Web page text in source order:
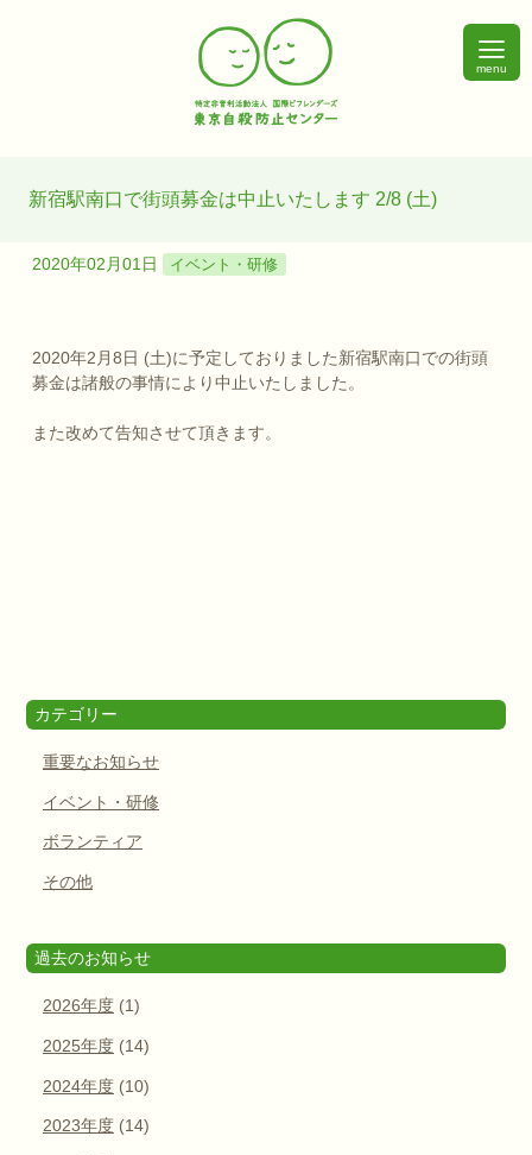
menu
新宿駅南口で街頭募金は中止いたします 2/8 (土)
2020年02月01日 イベント・研修
2020年2月8日 (土)に予定しておりました新宿駅南口での街頭
募金は諸般の事情により中止いたしました。
また改めて告知させて頂きます。
カテゴリー
重要なお知らせ
イベント・研修
ボランティア
その他
過去のお知らせ
2026年度 (1)
2025年度 (14)
2024年度 (10)
2023年度 (14)